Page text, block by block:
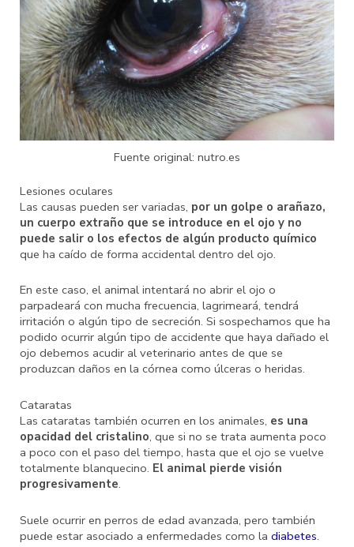
Fuente original: nutro.es
Lesiones oculares
Las causas pueden ser variadas, por un golpe o arañazo,
un cuerpo extraño que se introduce en el ojo y no
puede salir o los efectos de algún producto químico
que ha caído de forma accidental dentro del ojo.
En este caso, el animal intentará no abrir el ojo o
parpadeará con mucha frecuencia, lagrimeará, tendrá
irritación o algún tipo de secreción. Si sospechamos que ha
podido ocurrir algún tipo de accidente que haya dañado el
ojo debemos acudir al veterinario antes de que se
produzcan daños en la córnea como úlceras o heridas.
Cataratas
Las cataratas también ocurren en los animales, es una
opacidad del cristalino, que si no se trata aumenta poco
a poco con el paso del tiempo, hasta que el ojo se vuelve
totalmente blanquecino. El animal pierde visión
progresivamente.
Suele ocurrir en perros de edad avanzada, pero también
puede estar asociado a enfermedades como la diabetes.